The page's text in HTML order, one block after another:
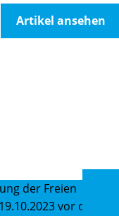
Artikel ansehen